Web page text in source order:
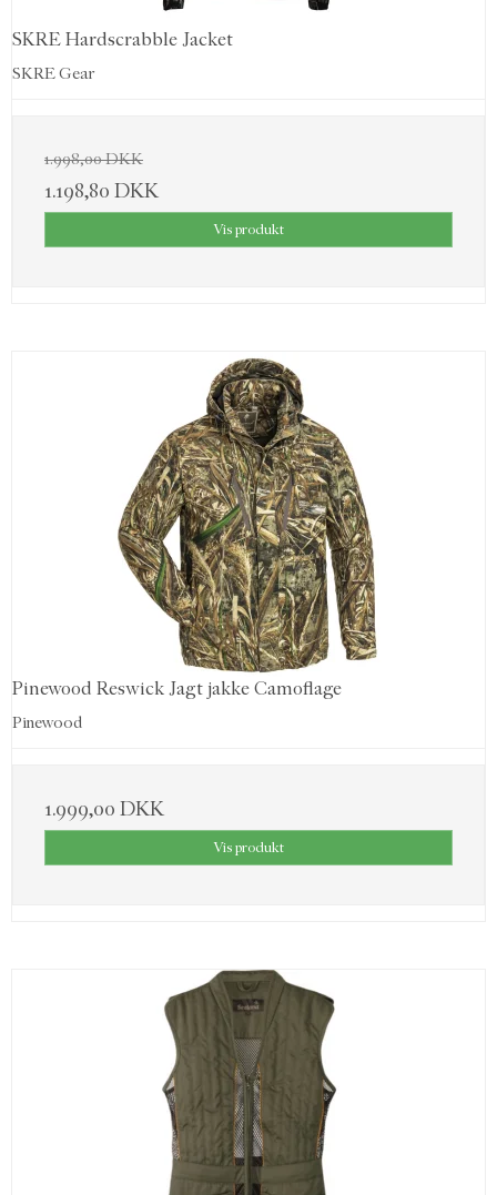
SKRE Hardscrabble Jacket
SKRE Gear
1.998,00 DKK
1.198,80 DKK
Vis produkt
Pinewood Reswick Jagt jakke Camoflage
Pinewood
1.999,00 DKK
Vis produkt